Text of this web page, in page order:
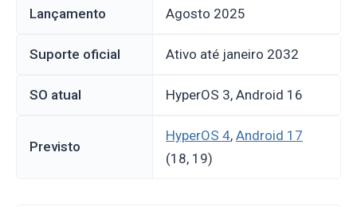
Lançamento agosto 2025
Suporte oficial Ativo até janeiro 2032
SO atual HyperOS 3, Android 16
Previsto
HyperOS 4, Android 17
(18, 19)